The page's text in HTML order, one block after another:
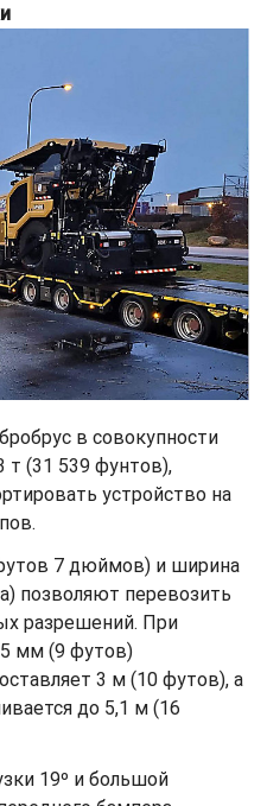
в совокупности
т (31 539 фунтов),
устройство на
7 дюймов) и ширина
позволяют перевозить
разрешений. При
мм (9 футов)
3 м (10 футов), а
до 5,1 м (16
19º и большой